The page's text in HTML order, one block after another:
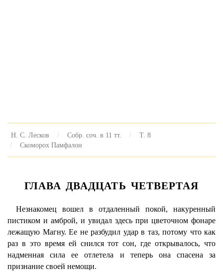
Н. С. Лесков Собр. соч. в 11 тт.
Т. 8
Скоморох Памфалон
ГЛАВА ДВАДЦАТЬ ЧЕТВЕРТАЯ
Незнакомец вошел в отдаленный покой, накуренный
пистиком и амброй, и увидал здесь при цветочном фонаре
лежащую Магну. Ее не разбудил удар в таз, потому что как
раз в это время ей снился тот сон, где открывалось, что
надменная сила ее отлетела и теперь она спасена за
признание своей немощи.